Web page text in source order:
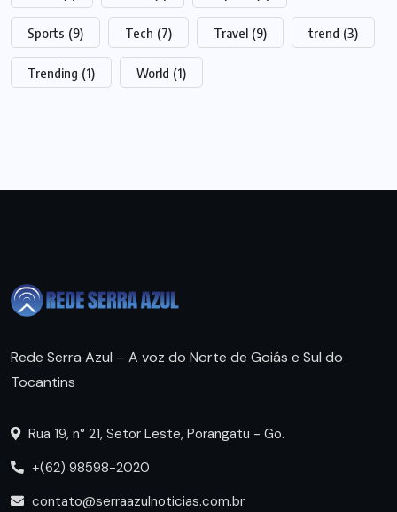
Sports (9) Tech (7) Travel (9) trend (3)
Trending (1) World (1)
Rede Serra Azul – A voz do Norte de Goiás e Sul do
Tocantins
Rua 19, n° 21, Setor Leste, Porangatu - Go.
+(62) 98598-2020
contato@serraazulnoticias.com.br